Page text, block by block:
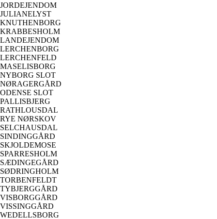
JORDEJENDOM
JULIANELYST
KNUTHENBORG
KRABBESHOLM
LANDEJENDOM
LERCHENBORG
LERCHENFELD
MASELISBORG
NYBORG SLOT
NØRAGERGÅRD
ODENSE SLOT
PALLISBJERG
RATHLOUSDAL
RYE NØRSKOV
SELCHAUSDAL
SINDINGGÅRD
SKJOLDEMOSE
SPARRESHOLM
SÆDINGEGÅRD
SØDRINGHOLM
TORBENFELDT
TYBJERGGÅRD
VISBORGGÅRD
VISSINGGÅRD
WEDELLSBORG